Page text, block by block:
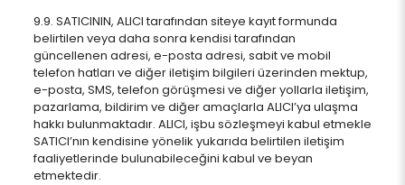
9.9. SATICININ, ALICI tarafından siteye kayıt formunda
belirtilen veya daha sonra kendisi tarafından
güncellenen adresi, e-posta adresi, sabit ve mobil
telefon hatları ve diğer iletişim bilgileri üzerinden mektup,
e-posta, SMS, telefon görüşmesi ve diğer yollarla iletişim,
pazarlama, bildirim ve diğer amaçlarla ALICI’ya ulaşma
hakkı bulunmaktadır. ALICI, işbu sözleşmeyi kabul etmekle
SATICI’nın kendisine yönelik yukarıda belirtilen iletişim
faaliyetlerinde bulunabileceğini kabul ve beyan
etmektedir.